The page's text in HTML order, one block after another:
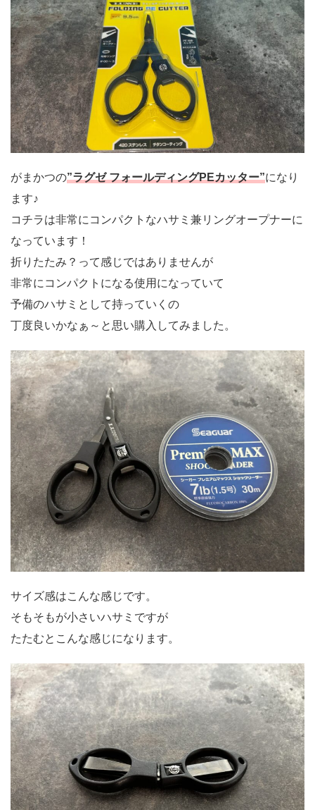
がまかつの”ラグゼ フォールディングPEカッター”になり
ます♪
コチラは非常にコンパクトなハサミ兼リングオープナーに
なっています！
折りたたみ？って感じではありませんが
非常にコンパクトになる使用になっていて
予備のハサミとして持っていくの
丁度良いかなぁ～と思い購入してみました。
サイズ感はこんな感じです。
そもそもが小さいハサミですが
たたむとこんな感じになります。